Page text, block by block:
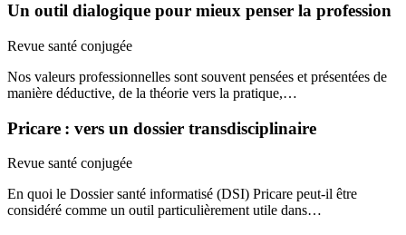
Un outil dialogique pour mieux penser la profession
Revue santé conjugée
Nos valeurs professionnelles sont souvent pensées et présentées de
manière déductive, de la théorie vers la pratique,…
Pricare : vers un dossier transdisciplinaire
Revue santé conjugée
En quoi le Dossier santé informatisé (DSI) Pricare peut-il être
considéré comme un outil particulièrement utile dans…